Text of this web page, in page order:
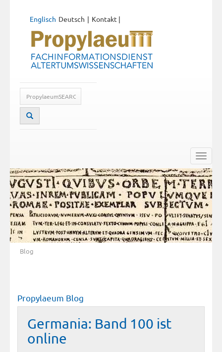
Deutsch
Englisch Kontakt |
Toggle
Blog
Propylaeum Blog
Germania: Band 100 ist
online